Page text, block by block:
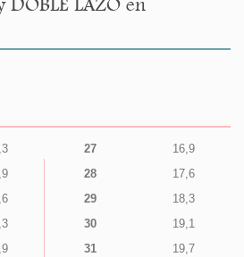
27
16,9
28
17,6
29
18,3
30
19,1
31
19,7